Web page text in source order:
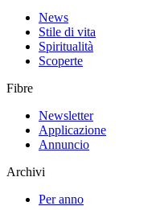
News
Stile di vita
Spiritualità
Scoperte
Fibre
Newsletter
Applicazione
Annuncio
Archivi
Per anno